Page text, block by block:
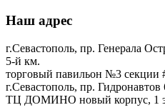
Наш адрес
г.Севастополь, пр. Генерала
5-й км.
торговый павильон №3 секции
г.Севастополь, пр. Гидронавтов
ТЦ ДОМИНО новый корпус, 1